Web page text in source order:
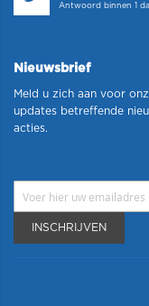
Antwoord binnen 1
Nieuwsbrief
Meld u zich aan voor
updates betreffende
acties.
INSCHRIJVEN